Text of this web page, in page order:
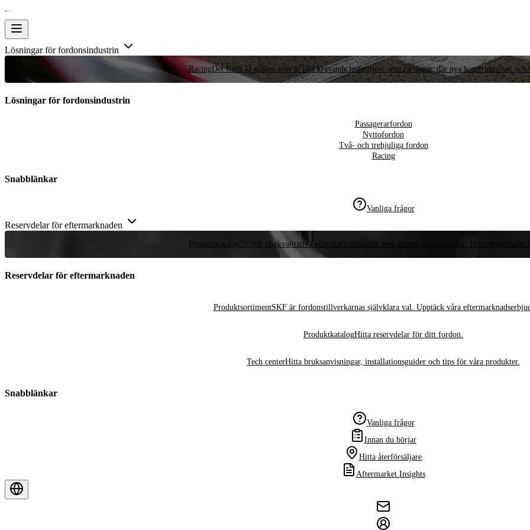
Lösningar för fordonsindustrin
RacingDet finns få ställen som är lika krävande testmiljöer som racingen, där nya konstruktioner och
Lösningar för fordonsindustrin
Passagerarfordon
Nyttofordon
Två- och trehjuliga fordon
Racing
Snabblänkar
Vanliga frågor
Reservdelar för eftermarknaden
Produktkatalog20 000 högkvalitativa eftermarknadsdelar med global tillgänglighet. Hitta reservdelar
Reservdelar för eftermarknaden
ProduktsortimentSKF är fordonstillverkarnas självklara val. Upptäck våra
ProduktkatalogHitta reservdelar för ditt fordon.
Tech centerHitta bruksanvisningar, installationsguider och tips för våra produkter.
Snabblänkar
Vanliga frågor
Innan du börjar
Hitta återförsäljare
Aftermarket Insights